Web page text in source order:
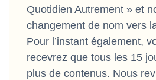
Quotidien Autrement » et
changement de nom vers
Pour l’instant également,
recevrez que tous les 15
plus de contenus. Nous